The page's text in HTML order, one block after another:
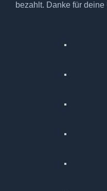
bezahlt. Danke für deine